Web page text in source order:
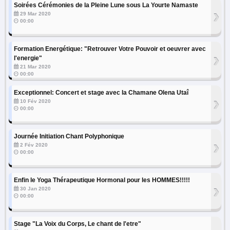
Soirées Cérémonies de la Pleine Lune sous La Yourte Namaste
29 Mar 2020
00:00
›
Formation Energétique: "Retrouver Votre Pouvoir et oeuvrer avec
l'energie"
21 Mar 2020
00:00
›
Exceptionnel: Concert et stage avec la Chamane Olena Utaî
10 Fév 2020
00:00
›
Journée Initiation Chant Polyphonique
2 Fév 2020
00:00
›
Enfin le Yoga Thérapeutique Hormonal pour les HOMMES!!!!!
30 Jan 2020
00:00
›
Stage "La Voix du Corps, Le chant de l'etre"